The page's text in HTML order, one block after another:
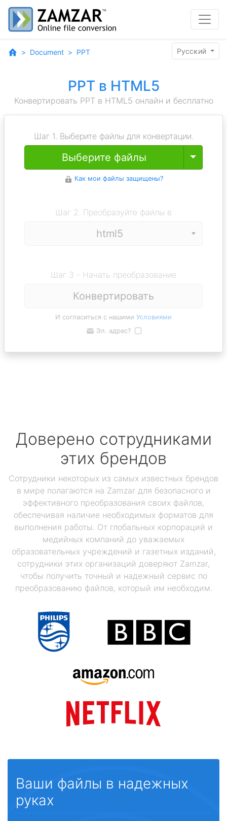
Document PPT Pyccĸий
PPT в HTML5
Конвертировать PPT в HTML5 онлайн и бесплатно
Шаг 1. Выберите файлы для конвертации.
Выберите файлы Toggle
Как мои файлы защищены?
Шаг 2. Преобразуйте файлы в
Шаг 3 - Начать преобразование
Конвертировать
И согласиться с нашими Условиями
Эл. адрес?
Доверено сотрудниками
этих брендов
Сотрудники некоторых из самых известных брендов
в мире полагаются на Zamzar для безопасного и
эффективного преобразования своих файлов,
обеспечивая наличие необходимых форматов для
выполнения работы. От глобальных корпораций и
медийных компаний до уважаемых
образовательных учреждений и газетных изданий,
сотрудники этих организаций доверяют Zamzar,
чтобы получить точный и надежный сервис по
преобразованию файлов, который им необходим.
Ваши файлы в надежных
руках